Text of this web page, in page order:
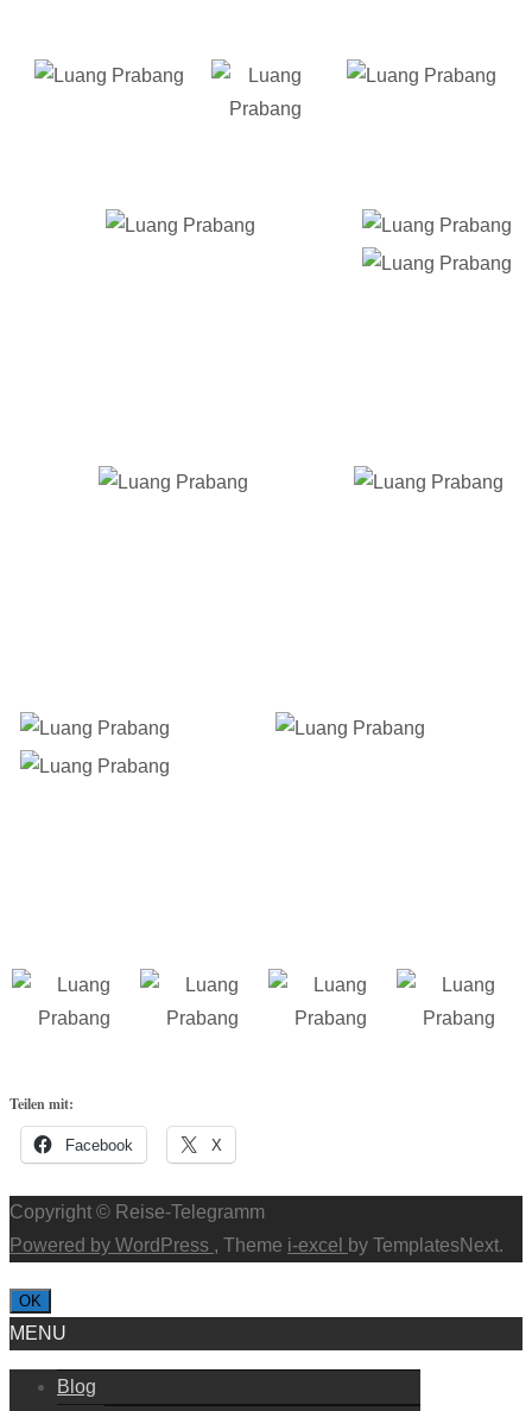
Teilen mit:
Facebook X
Copyright © Reise-Telegramm
Powered by WordPress , Theme i-excel by TemplatesNext.
OK
MENU
Blog